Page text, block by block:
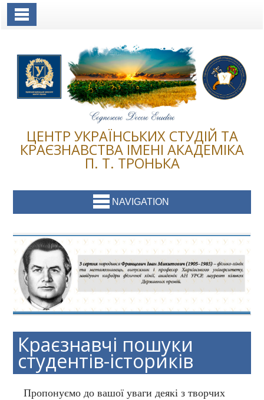
ЦЕНТР УКРАЇНСЬКИХ СТУДІЙ ТА
КРАЄЗНАВСТВА ІМЕНІ АКАДЕМІКА
П. Т. ТРОНЬКА
NAVIGATION
Краєзнавчі пошуки
студентів-істориків
Пропонуємо до вашої уваги деякі з творчих